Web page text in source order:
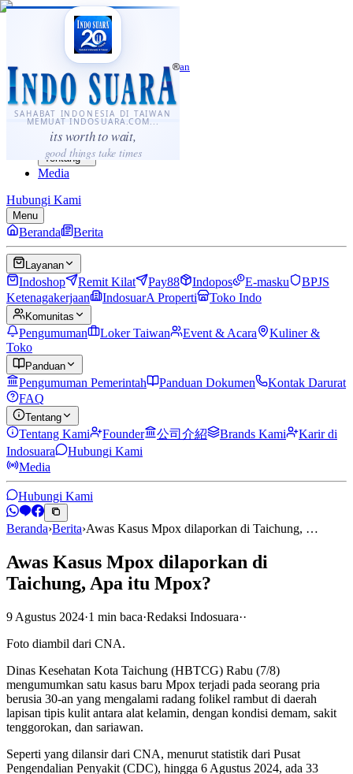
SAHABAT INDONESIA DI TAIWAN
MEMUAT INDOSUARA.COM...
its worth to wait,
good things take times
·...
⌘K
Sahabat Indonesia di Taiwan
Berita
Layanan
Komunitas
Panduan
Tentang
Media
Hubungi Kami
Menu
Beranda Berita
Layanan
Indoshop Remit Kilat Pay88 Indopos E-masku
BPJS
Ketenagakerjaan
IndosuarA Properti Toko Indo
Komunitas
Pengumuman Loker Taiwan Event & Acara
Kuliner &
Toko
Panduan
Pengumuman Pemerintah Panduan Dokumen
Kontak Darurat
FAQ
Tentang
Tentang Kami Founder 公司介紹 Brands Kami
Karir di
Indosuara
Hubungi Kami
Media
Hubungi Kami
Beranda›Berita›Awas Kasus Mpox dilaporkan di Taichung, …
Awas Kasus Mpox dilaporkan di
Taichung, Apa itu Mpox?
9 Agustus 2024·1 min baca·Redaksi Indosuara··
Foto diambil dari CNA.
Dinas Kesehatan Kota Taichung (HBTCG) Rabu (7/8)
mengumumkan satu kasus baru Mpox terjadi pada seorang pria
berusia 30-an yang mengalami radang folikel rambut di daerah
lapisan tipis kulit antara alat kelamin, dengan kondisi demam, sakit
tenggorokan, dan sariawan.
Seperti yang dilansir dari CNA, menurut statistik dari Pusat
Pengendalian Penyakit (CDC), hingga 6 Agustus 2024, ada 33